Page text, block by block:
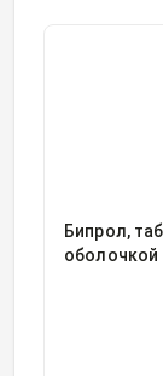
Бипрол,
оболочкой